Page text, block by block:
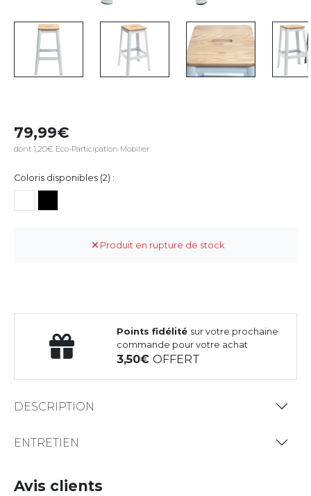
79,99
dont 1,20€ Eco-Participation Mobilier
Coloris disponibles (2) :
Produit en rupture de stock
Points fidélité sur votre prochaine
commande pour votre achat
3,50OFFERT
DESCRIPTION
ENTRETIEN
Avis clients